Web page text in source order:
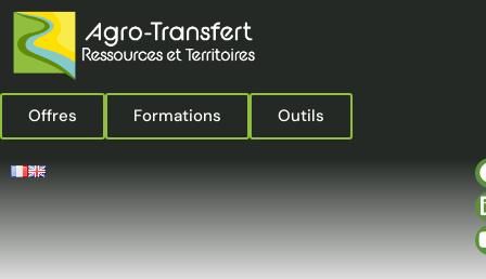
Offres Formations Outils